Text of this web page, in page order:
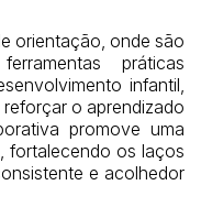
orientação, onde são
práticas
infantil,
o aprendizado
promove uma
fortalecendo os laços
e acolhedor